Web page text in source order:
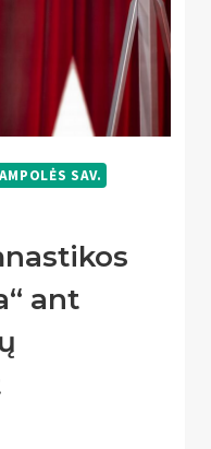
SAV.
ant